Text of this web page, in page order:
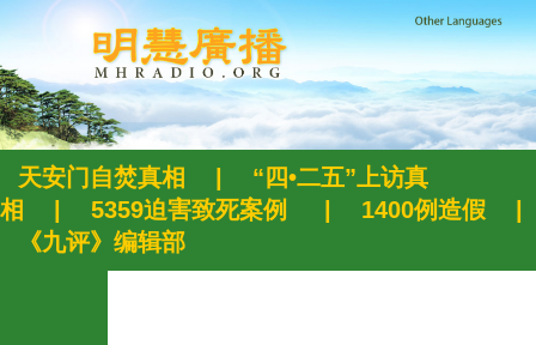
天安门自焚真相
“四•二五”上访真
相
5359迫害致死案例 1400例造假
《九评》编辑部